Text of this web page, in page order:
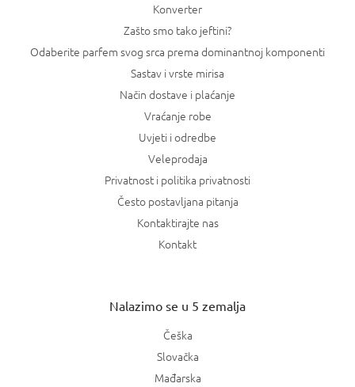
Konverter
Zašto smo tako jeftini?
Odaberite parfem svog srca prema dominantnoj komponenti
Sastav i vrste mirisa
Način dostave i plaćanje
Vraćanje robe
Uvjeti i odredbe
Veleprodaja
Privatnost i politika privatnosti
Često postavljana pitanja
Kontaktirajte nas
Kontakt
Nalazimo se u 5 zemalja
Češka
Slovačka
Mađarska